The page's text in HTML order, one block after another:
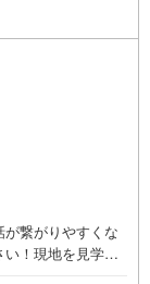
繋がりやすくな
！現地を見学さ